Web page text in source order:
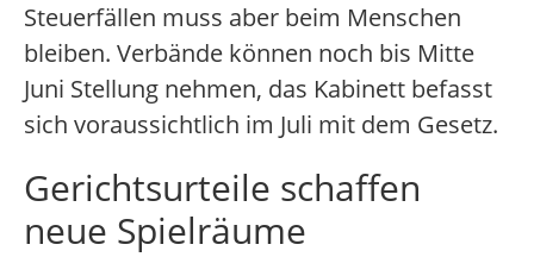
Steuerfällen muss aber beim Menschen
bleiben. Verbände können noch bis Mitte
Juni Stellung nehmen, das Kabinett befasst
sich voraussichtlich im Juli mit dem Gesetz.
Gerichtsurteile schaffen
neue Spielräume